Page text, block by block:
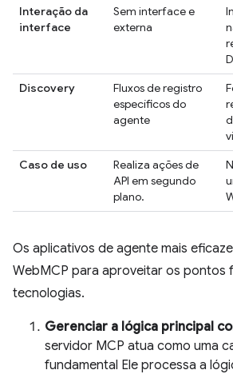
Interação da
interface
Sem interface e
externa
Discovery
Fluxos de registro
específicos do
agente
Caso de uso
Realiza ações de
API em segundo
plano.
Os aplicativos de agente mais
WebMCP para aproveitar os pontos
tecnologias.
Gerenciar a lógica principal
servidor MCP atua como uma
fundamental Ele processa a